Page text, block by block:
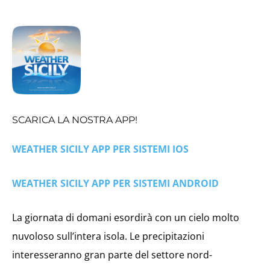
SCARICA LA NOSTRA APP!
WEATHER SICILY APP PER SISTEMI IOS
WEATHER SICILY APP PER SISTEMI ANDROID
La giornata di domani esordirà con un cielo molto
nuvoloso sull’intera isola. Le precipitazioni
interesseranno gran parte del settore nord-